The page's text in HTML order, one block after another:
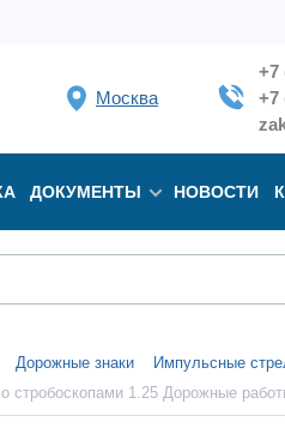
Москва
+7
+7
ДОКУМЕНТЫ НОВОСТИ
Дорожные знаки Импульсные
стробоскопами 1.25 Дорожные